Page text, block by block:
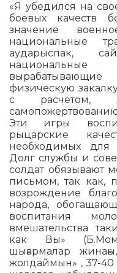
«Я убедился на
боевых качеств
значение
национальные
аударыспак,
физическую
с расчетом,
Эти игры
рыцарские
необходимых для
Долг службы и
солдат обязывают
письмом, так как,
возрождение
народа,
воспитания
вмешательства
как Вы»
шығармалар
жолдаймын» , 37-40